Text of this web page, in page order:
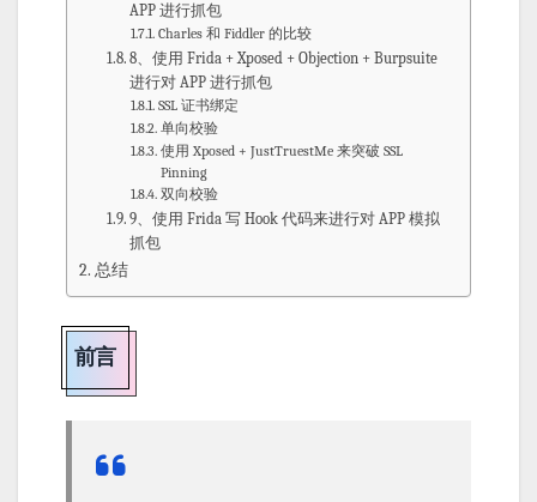
APP 进行抓包
Charles 和 Fiddler 的比较
8、使用 Frida + Xposed + Objection + Burpsuite
进行对 APP 进行抓包
SSL 证书绑定
单向校验
使用 Xposed + JustTruestMe 来突破 SSL
Pinning
双向校验
9、使用 Frida 写 Hook 代码来进行对 APP 模拟
抓包
总结
前言